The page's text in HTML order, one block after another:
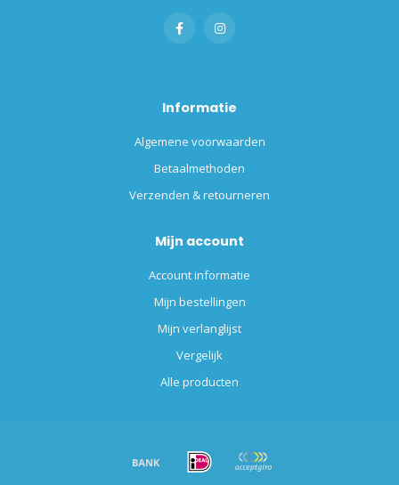
Informatie
Algemene voorwaarden
Betaalmethoden
Verzenden & retourneren
Mijn account
Account informatie
Mijn bestellingen
Mijn verlanglijst
Vergelijk
Alle producten